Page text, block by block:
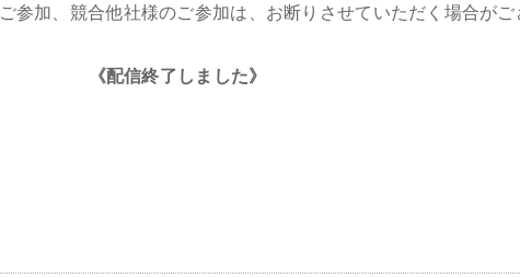
参加、競合他社様のご参加は、お断りさせていただく場合がご
《配信終了しました》